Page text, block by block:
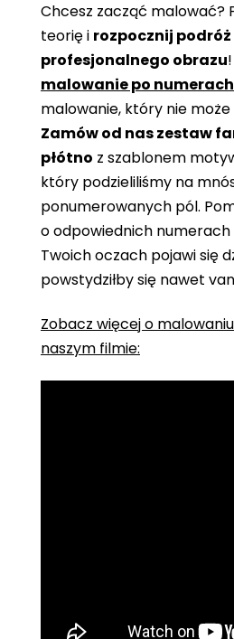
Chcesz zacząć malować?
teorię i rozpocznij podróż
profesjonalnego obrazu
malowanie po numerach
malowanie, który nie
Zamów od nas zestaw
płótno z szablonem
który podzieliliśmy na
ponumerowanych pól.
o odpowiednich
Twoich oczach pojawi się
powstydziłby się nawet
Zobacz więcej o
naszym filmie: